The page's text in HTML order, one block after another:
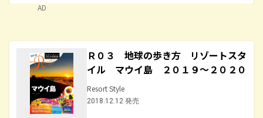
AD
Ｒ０３ 地球の歩き方 リゾートスタ
イル マウイ島 ２０１９～２０２０
Resort Style
2018.12.12 発売